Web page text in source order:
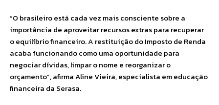
“O brasileiro está cada vez mais consciente sobre a
importância de aproveitar recursos extras para recuperar
o equilíbrio financeiro. A restituição do Imposto de Renda
acaba funcionando como uma oportunidade para
negociar dívidas, limpar o nome e reorganizar o
orçamento”, afirma Aline Vieira, especialista em educação
financeira da Serasa.